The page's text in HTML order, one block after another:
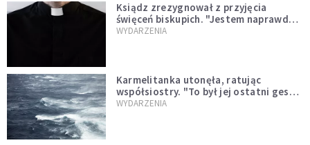
Ksiądz zrezygnował z przyjęcia
święceń biskupich. "Jestem naprawdę
niegodny"
WYDARZENIA
Karmelitanka utonęła, ratując
współsiostry. "To był jej ostatni gest
miłości"
WYDARZENIA